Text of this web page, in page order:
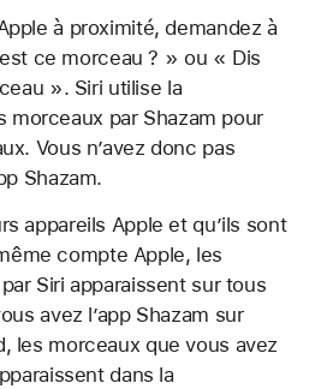
à proximité, demandez à
ce morceau ? » ou « Dis
». Siri utilise la
morceaux par Shazam pour
Vous n’avez donc pas
Shazam.
appareils Apple et qu’ils sont
compte Apple, les
Siri apparaissent sur tous
avez l’app Shazam sur
les morceaux que vous avez
dans la